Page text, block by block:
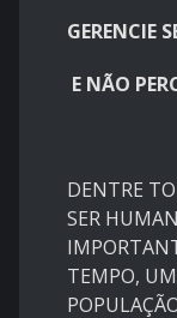
GERENCIE
E NÃO
DENTRE
SER
TEMPO,